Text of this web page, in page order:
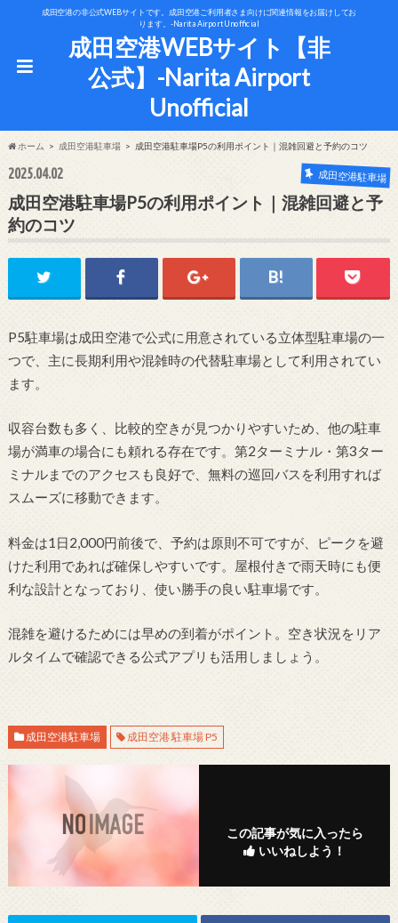
成田空港の非公式WEBサイトです。成田空港ご利用者さま向けに関連情報をお届けしてお
ります。-Narita Airport Unofficial
成田空港WEBサイト【非
公式】-Narita Airport
Unofficial
ホーム 成田空港駐車場 成田空港駐車場P5の利用ポイント｜混雑回避と予約のコツ
2025.04.02 成田空港駐車場
成田空港駐車場P5の利用ポイント｜混雑回避と予
約のコツ
P5駐車場は成田空港で公式に用意されている立体型駐車場の一
つで、主に長期利用や混雑時の代替駐車場として利用されてい
ます。
収容台数も多く、比較的空きが見つかりやすいため、他の駐車
場が満車の場合にも頼れる存在です。第2ターミナル・第3ター
ミナルまでのアクセスも良好で、無料の巡回バスを利用すれば
スムーズに移動できます。
料金は1日2,000円前後で、予約は原則不可ですが、ピークを避
けた利用であれば確保しやすいです。屋根付きで雨天時にも便
利な設計となっており、使い勝手の良い駐車場です。
混雑を避けるためには早めの到着がポイント。空き状況をリア
ルタイムで確認できる公式アプリも活用しましょう。
成田空港駐車場 成田空港 駐車場 P5
この記事が気に入ったら
いいねしよう！